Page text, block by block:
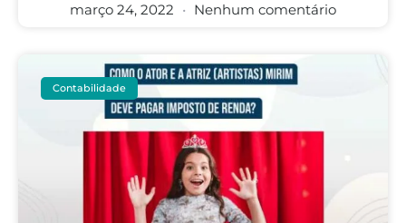
março 24, 2022 Nenhum comentário
Contabilidade